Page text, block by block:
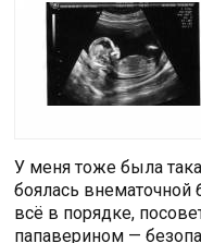
У меня тоже была
боялась внематочной
всё в порядке,
папаверином —